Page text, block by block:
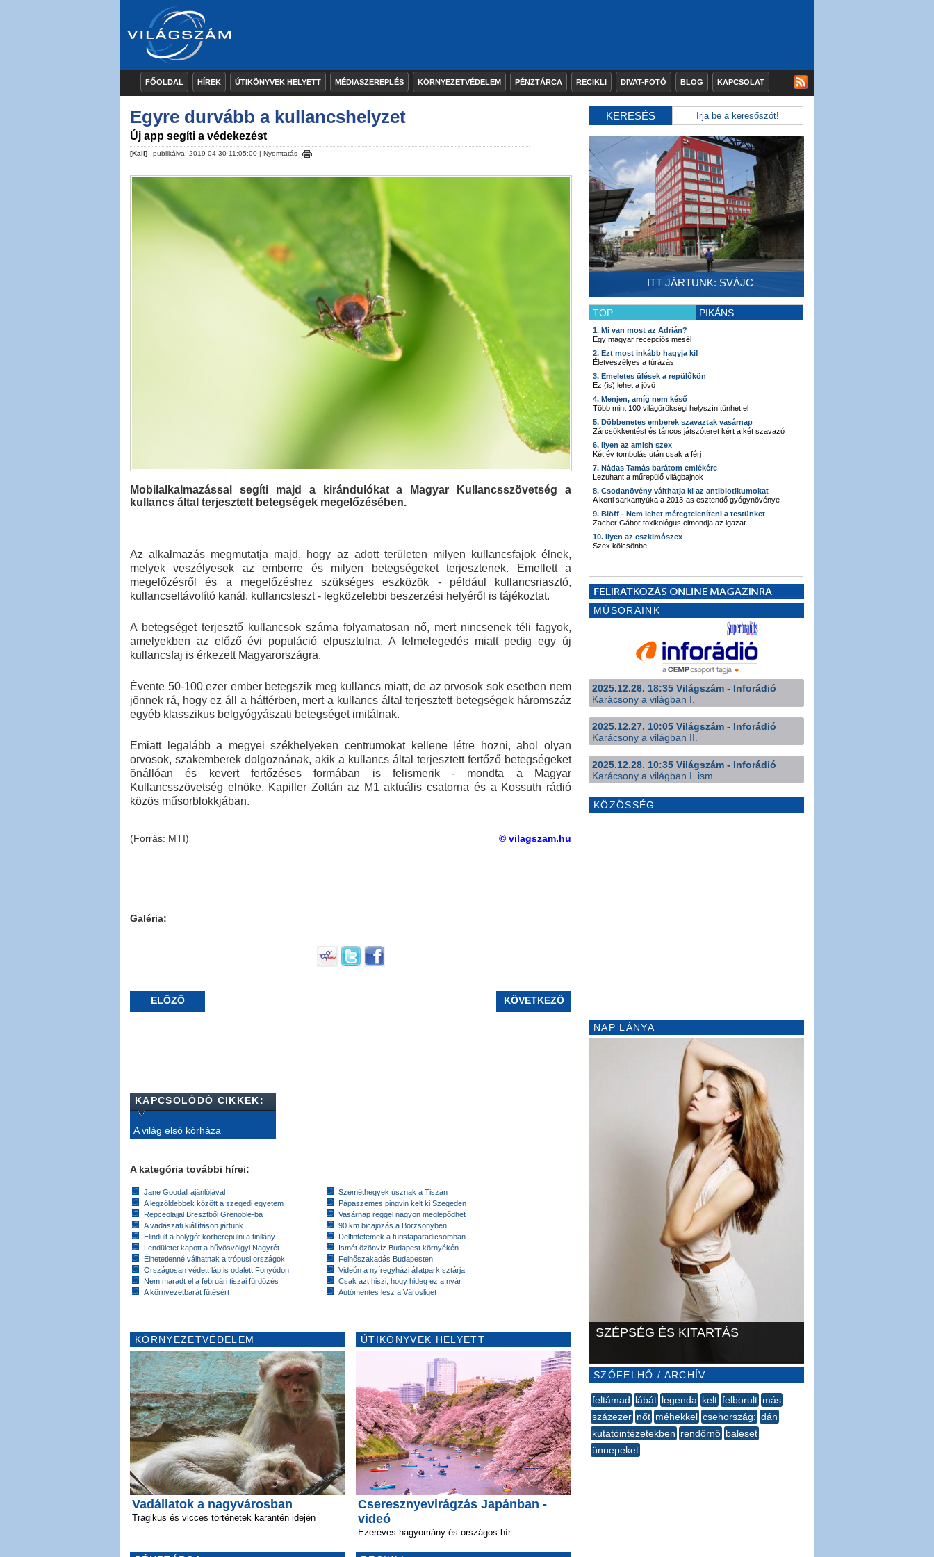
FŐOLDAL HÍREK ÚTIKÖNYVEK HELYETT MÉDIASZEREPLÉS KÖRNYEZETVÉDELEM PÉNZTÁRCA RECIKLI DIVAT-FOTÓ BLOG KAPCSOLAT
Egyre durvább a kullancshelyzet
Új app segíti a védekezést
[Kail] publikálva: 2019-04-30 11:05:00 | Nyomtatás
Mobilalkalmazással segíti majd a kirándulókat a Magyar Kullancsszövetség a
kullancs által terjesztett betegségek megelőzésében.
Az alkalmazás megmutatja majd, hogy az adott területen milyen kullancsfajok élnek,
melyek veszélyesek az emberre és milyen betegségeket terjesztenek. Emellett a
megelőzésről és a megelőzéshez szükséges eszközök - például kullancsriasztó,
kullancseltávolító kanál, kullancsteszt - legközelebbi beszerzési helyéről is tájékoztat.
A betegséget terjesztő kullancsok száma folyamatosan nő, mert nincsenek téli fagyok,
amelyekben az előző évi populáció elpusztulna. A felmelegedés miatt pedig egy új
kullancsfaj is érkezett Magyarországra.
Évente 50-100 ezer ember betegszik meg kullancs miatt, de az orvosok sok esetben nem
jönnek rá, hogy ez áll a háttérben, mert a kullancs által terjesztett betegségek háromszáz
egyéb klasszikus belgyógyászati betegséget imitálnak.
Emiatt legalább a megyei székhelyeken centrumokat kellene létre hozni, ahol olyan
orvosok, szakemberek dolgoznának, akik a kullancs által terjesztett fertőző betegségeket
önállóan és kevert fertőzéses formában is felismerik - mondta a Magyar
Kullancsszövetség elnöke, Kapiller Zoltán az M1 aktuális csatorna és a Kossuth rádió
közös műsorblokkjában.
© vilagszam.hu
(Forrás: MTI)
Galéria:
ELŐZŐ KÖVETKEZŐ
KAPCSOLÓDÓ CIKKEK:
A világ első kórháza
A kategória további hírei:
Jane Goodall ajánlójával
A legzöldebbek között a szegedi egyetem
Repceolajjal Bresztből Grenoble-ba
A vadászati kiállításon jártunk
Elindult a bolygót körberepülni a tinilány
Lendületet kapott a hűvösvölgyi Nagyrét
Élhetetlenné válhatnak a trópusi országok
Országosan védett láp is odalett Fonyódon
Nem maradt el a februári tiszai fürdőzés
A környezetbarát fűtésért
Szeméthegyek úsznak a Tiszán
Pápaszemes pingvin kelt ki Szegeden
Vasárnap reggel nagyon meglepődhet
90 km bicajozás a Börzsönyben
Delfintetemek a turistaparadicsomban
Ismét özönvíz Budapest környékén
Felhőszakadás Budapesten
Videón a nyíregyházi állatpark sztárja
Csak azt hiszi, hogy hideg ez a nyár
Autómentes lesz a Városliget
KÖRNYEZETVÉDELEM
Vadállatok a nagyvárosban
Tragikus és vicces történetek karantén idején
ÚTIKÖNYVEK HELYETT
Cseresznyevirágzás Japánban -
videó
Ezeréves hagyomány és országos hír
KERESÉS
ITT JÁRTUNK: SVÁJC
TOP PIKÁNS
1. Mi van most az Adrián?
Egy magyar recepciós mesél
2. Ezt most inkább hagyja ki!
Életveszélyes a túrázás
3. Emeletes ülések a repülőkön
Ez (is) lehet a jövő
4. Menjen, amíg nem késő
Több mint 100 világörökségi helyszín tűnhet el
5. Döbbenetes emberek szavaztak vasárnap
Zárcsökkentést és táncos játszóteret kért a két szavazó
6. Ilyen az amish szex
Két év tombolás után csak a férj
7. Nádas Tamás barátom emlékére
Lezuhant a műrepülő világbajnok
8. Csodanövény válthatja ki az antibiotikumokat
A kerti sarkantyúka a 2013-as esztendő gyógynövénye
9. Blöff - Nem lehet méregteleníteni a testünket
Zacher Gábor toxikológus elmondja az igazat
10. Ilyen az eszkimószex
Szex kölcsönbe
MŰSORAINK
2025.12.26. 18:35 Világszám - Inforádió
Karácsony a világban I.
2025.12.27. 10:05 Világszám - Inforádió
Karácsony a világban II.
2025.12.28. 10:35 Világszám - Inforádió
Karácsony a világban I. ism.
KÖZÖSSÉG
NAP LÁNYA
SZÉPSÉG ÉS KITARTÁS
SZÓFELHŐ / ARCHÍV
feltámad lábát legenda kelt felborult más
százezer nőt méhekkel csehország: dán
kutatóintézetekben rendőrnő baleset
ünnepeket